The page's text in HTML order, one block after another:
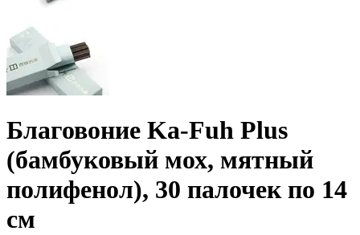
Благовоние Ka-Fuh Plus
(бамбуковый мох, мятный
полифенол), 30 палочек по 14
см